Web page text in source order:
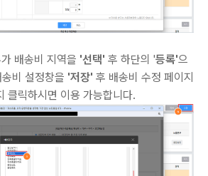
배송비 지역을 '선택' 후 하단의 '등록'으
비 설정창을 '저장' 후 배송비 수정 페이지
클릭하시면 이용 가능합니다.